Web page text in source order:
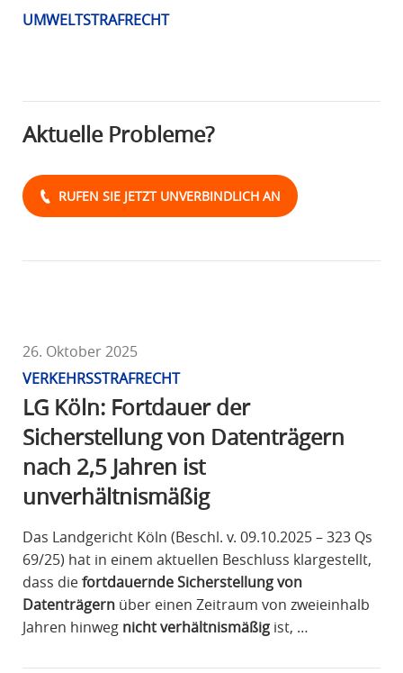
UMWELTSTRAFRECHT
Aktuelle Probleme?
RUFEN SIE JETZT UNVERBINDLICH AN
26. Oktober 2025
VERKEHRSSTRAFRECHT
LG Köln: Fortdauer der
Sicherstellung von Datenträgern
nach 2,5 Jahren ist
unverhältnismäßig
Das Landgericht Köln (Beschl. v. 09.10.2025 – 323 Qs
69/25) hat in einem aktuellen Beschluss klargestellt,
dass diefortdauernde Sicherstellung von
Datenträgernüber einen Zeitraum von zweieinhalb
Jahren hinweg nicht verhältnismäßigist, …